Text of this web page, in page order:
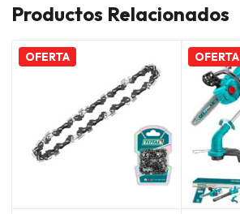
Productos Relacionados
OFERTA OFERTA